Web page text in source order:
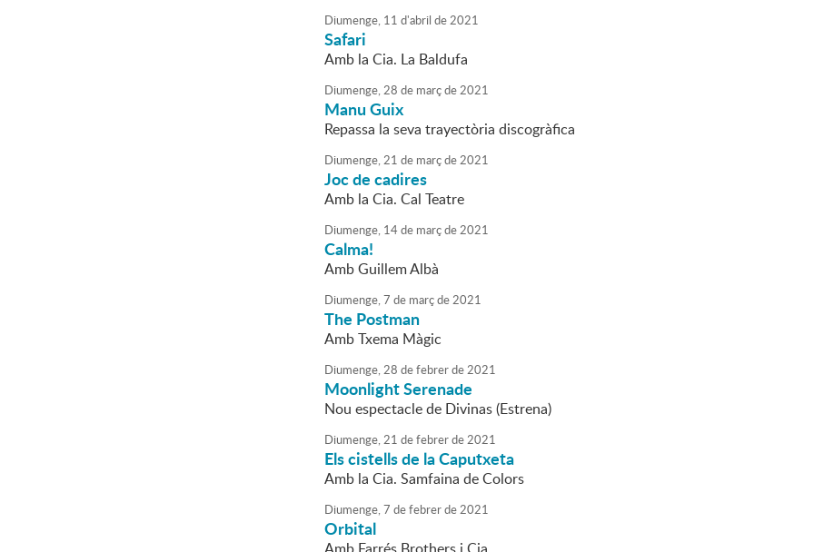
Diumenge, 11 d'abril de2021
Safari
Amb la Cia. La Baldufa
Diumenge,28 de marçde2021
Manu Guix
Repassa la seva trayectòria discogràfica
Diumenge,21 de marçde2021
Joc de cadires
Amb la Cia. Cal Teatre
Diumenge, 14de marçde2021
Calma!
Amb Guillem Albà
Diumenge,7 de marçde2021
The Postman
Amb Txema Màgic
Diumenge,28 defebrerde2021
Moonlight Serenade
Nou espectacle de Divinas (Estrena)
Diumenge,21 defebrerde2021
Els cistells de la Caputxeta
Amb la Cia. Samfaina de Colors
Diumenge,7 defebrerde2021
Orbital